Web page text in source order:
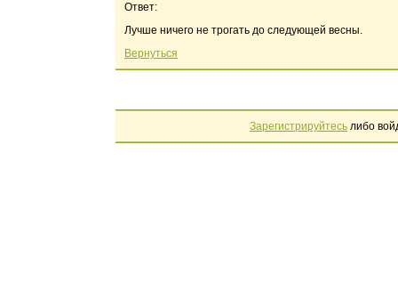
Ответ:
Лучше ничего не трогать до следующей весны.
Вернуться
Зарегистрируйтесь либо